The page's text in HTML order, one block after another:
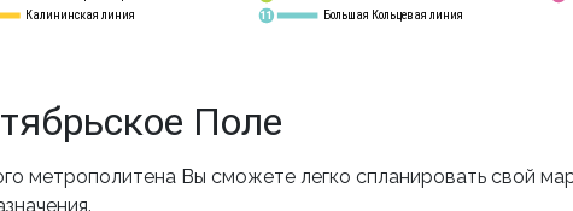
Калининская линия
Большая Кольцевая линия
11
Поле
метрополитена Вы сможете легко спланировать свой